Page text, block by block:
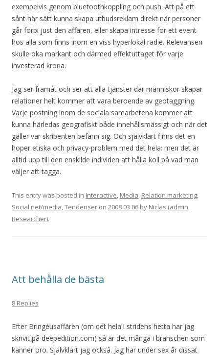
exempelvis genom bluetoothkoppling och push. Att på ett
sånt här sätt kunna skapa utbudsreklam direkt när personer
går förbi just den affären, eller skapa intresse för ett event
hos alla som finns inom en viss hyperlokal radie. Relevansen
skulle öka markant och därmed effektuttaget för varje
investerad krona.
Jag ser framåt och ser att alla tjänster där människor skapar
relationer helt kommer att vara beroende av geotaggning.
Varje postning inom de sociala samarbetena kommer att
kunna härledas geografiskt både innehållsmässigt och när det
gäller var skribenten befann sig. Och självklart finns det en
hoper etiska och privacy-problem med det hela: men det är
alltid upp till den enskilde individen att hålla koll på vad man
väljer att tagga.
This entry was posted in Interactive, Media, Relation marketing,
Social net/media,Tendenser on 2008 03 06 by Niclas (admin
Researcher).
Att behålla de bästa
8 Replies
Efter Bringéusaffären (om det hela i stridens hetta har jag
skrivit på deepedition.com) så är det många i branschen som
känner oro. Självklart jag också. Jag har under sex år dissat